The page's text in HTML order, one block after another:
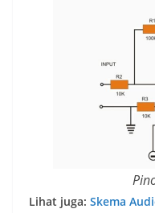
Lihat juga: Skema